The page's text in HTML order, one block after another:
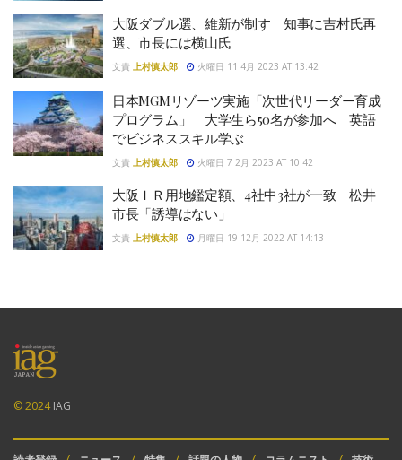
大阪ダブル選、維新が制す 知事に吉村氏再
選、市長には横山氏
文責 上村慎太郎 火曜日 11 4月 2023 AT 13:42
日本MGMリゾーツ実施「次世代リーダー育成
プログラム」 大学生ら50名が参加へ 英語
でビジネススキル学ぶ
文責 上村慎太郎 火曜日 7 2月 2023 AT 10:42
大阪ＩＲ用地鑑定額、4社中3社が一致 松井
市長「誘導はない」
文責 上村慎太郎 月曜日 19 12月 2022 AT 14:13
© 2024IAG